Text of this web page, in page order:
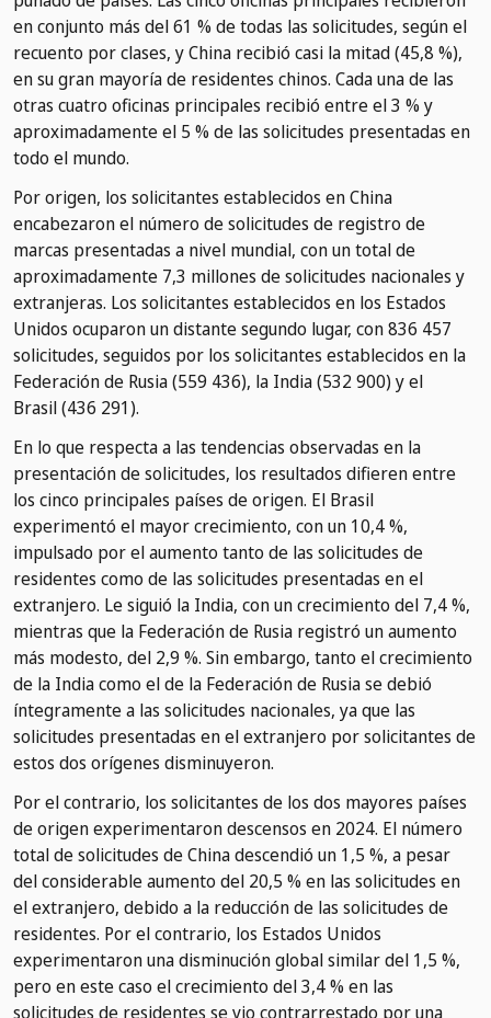
en conjunto más del 61 % de todas las solicitudes, según el
recuento por clases, y China recibió casi la mitad (45,8 %),
en su gran mayoría de residentes chinos. Cada una de las
otras cuatro oficinas principales recibió entre el 3 % y
aproximadamente el 5 % de las solicitudes presentadas en
todo el mundo.
Por origen, los solicitantes establecidos en China
encabezaron el número de solicitudes de registro de
marcas presentadas a nivel mundial, con un total de
aproximadamente 7,3 millones de solicitudes nacionales y
extranjeras. Los solicitantes establecidos en los Estados
Unidos ocuparon un distante segundo lugar, con 836 457
solicitudes, seguidos por los solicitantes establecidos en la
Federación de Rusia (559 436), la India (532 900) y el
Brasil (436 291).
En lo que respecta a las tendencias observadas en la
presentación de solicitudes, los resultados difieren entre
los cinco principales países de origen. El Brasil
experimentó el mayor crecimiento, con un 10,4 %,
impulsado por el aumento tanto de las solicitudes de
residentes como de las solicitudes presentadas en el
extranjero. Le siguió la India, con un crecimiento del 7,4 %,
mientras que la Federación de Rusia registró un aumento
más modesto, del 2,9 %. Sin embargo, tanto el crecimiento
de la India como el de la Federación de Rusia se debió
íntegramente a las solicitudes nacionales, ya que las
solicitudes presentadas en el extranjero por solicitantes de
estos dos orígenes disminuyeron.
Por el contrario, los solicitantes de los dos mayores países
de origen experimentaron descensos en 2024. El número
total de solicitudes de China descendió un 1,5 %, a pesar
del considerable aumento del 20,5 % en las solicitudes en
el extranjero, debido a la reducción de las solicitudes de
residentes. Por el contrario, los Estados Unidos
experimentaron una disminución global similar del 1,5 %,
pero en este caso el crecimiento del 3,4 % en las
solicitudes de residentes se vio contrarrestado por una